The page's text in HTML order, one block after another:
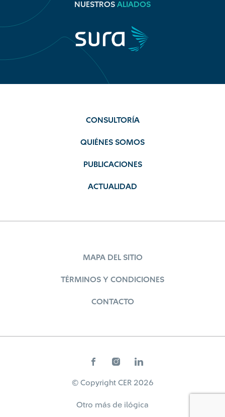
NUESTROS ALIADOS
CONSULTORÍA
QUIÉNES SOMOS
PUBLICACIONES
ACTUALIDAD
MAPA DEL SITIO
TÉRMINOS Y CONDICIONES
CONTACTO
© Copyright CER 2026
Otro más de ilógica